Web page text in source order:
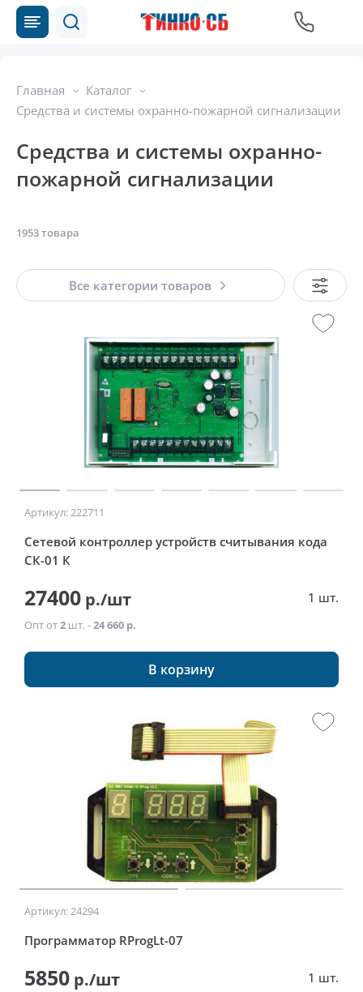
Главная
Каталог
Средства и системы охранно-пожарной сигнализации
Средства и системы охранно-
пожарной сигнализации
1953 товара
Все категории товаров
Артикул: 222711
Сетевой контроллер устройств считывания кода
CК-01 К
27400 р./шт 1 шт.
Опт от2 шт. -24 660 р.
В корзину
Артикул: 24294
Программатор RProgLt-07
5850 р./шт 1 шт.